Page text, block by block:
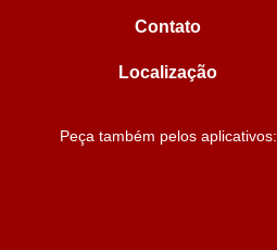
Contato
Localização
Peça também pelos aplicativos: